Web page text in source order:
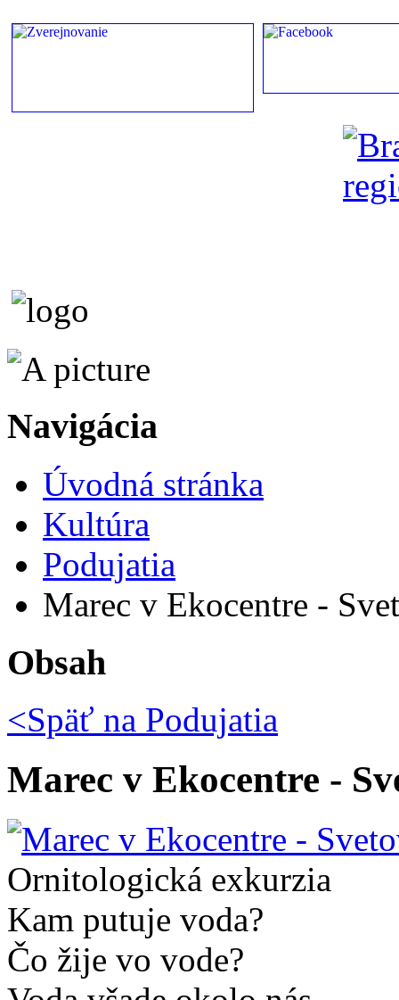
Navigácia
Úvodná stránka
Kultúra
Podujatia
Marec v Ekocentre -
Obsah
<Späť na Podujatia
Marec v Ekocentre -
Ornitologická exkurzia
Kam putuje voda?
Čo žije vo vode?